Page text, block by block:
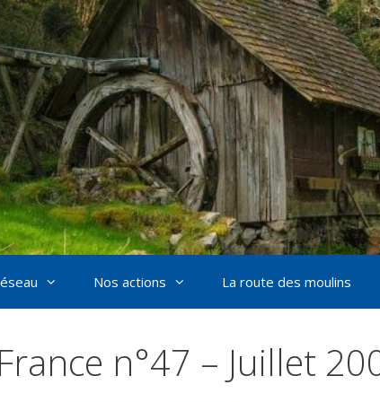
Nos actions La route des moulins
n°47 – Juillet